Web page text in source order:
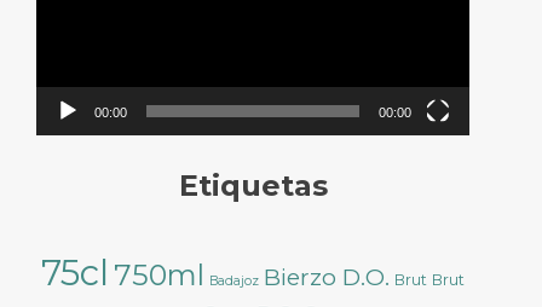
00:00 00:00
Etiquetas
75cl 750ml Badajoz Bierzo D.O. Brut Brut